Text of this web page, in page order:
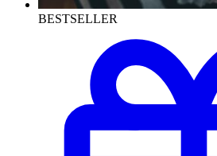
BESTSELLER